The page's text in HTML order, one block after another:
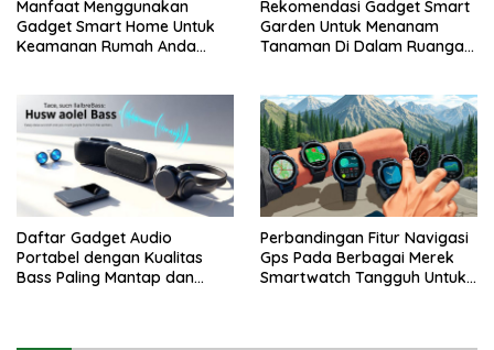
Manfaat Menggunakan
Gadget Smart Home Untuk
Keamanan Rumah Anda
Rekomendasi Gadget Smart
Garden Untuk Menanam
Tanaman Di Dalam Ruangan
Daftar Gadget Audio
Portabel dengan Kualitas
Bass Paling Mantap dan
Perbandingan Fitur Navigasi
Gps Pada Berbagai Merek
Smartwatch Tangguh Untuk